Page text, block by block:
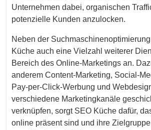
Unternehmen dabei, organischen
potenzielle Kunden anzulocken.
Neben der
Küche auch eine Vielzahl weiterer
Bereich des Online-Marketings an.
anderem Content-Marketing, Social-
Pay-per-Click-Werbung und
verschiedene Marketingkanäle
verknüpfen, sorgt SEO Küche dafür,
online präsent sind und ihre